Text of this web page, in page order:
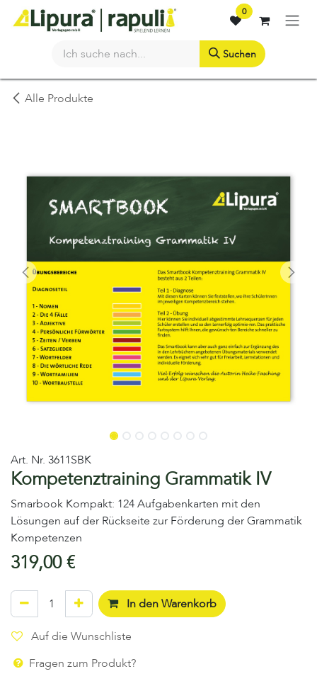
Zum Inhalt springen 0
Suchen
Alle Produkte
Art. Nr. 3611SBK
Kompetenztraining Grammatik IV
Smarbook Kompakt: 124 Aufgabenkarten mit den
Lösungen auf der Rückseite zur Förderung der Grammatik
Kompetenzen
319,00€
In den Warenkorb
Auf die Wunschliste
Fragen zum Produkt?